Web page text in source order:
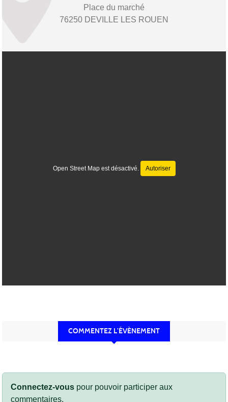
Place du marché
76250 DEVILLE LES ROUEN
Open Street Map est désactivé. Autoriser
COMMENTEZ L’ÉVÈNEMENT
Connectez-vous pour pouvoir participer aux
commentaires.